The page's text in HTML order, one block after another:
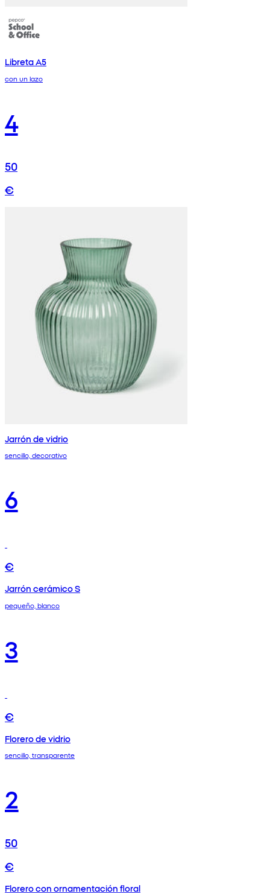
Libreta A5
con un lazo
4
50
€
Jarrón de vidrio
sencillo, decorativo
6
€
Jarrón cerámico S
pequeño, blanco
3
€
Florero de vidrio
sencillo, transparente
2
50
€
Florero con ornamentación floral